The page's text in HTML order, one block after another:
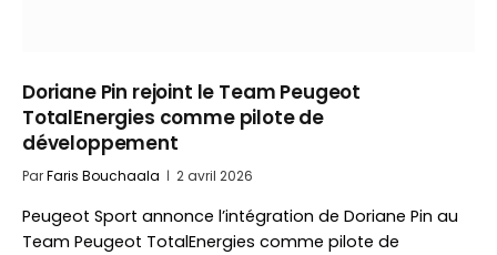
Doriane Pin rejoint le Team Peugeot
TotalEnergies comme pilote de
développement
ParFaris Bouchaala 2 avril 2026
Peugeot Sport annonce l’intégration de Doriane Pin au
Team Peugeot TotalEnergies comme pilote de